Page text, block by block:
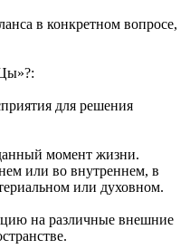
в конкретном вопросе,
для решения
момент жизни.
или во внутреннем, в
или духовном.
на различные внешние